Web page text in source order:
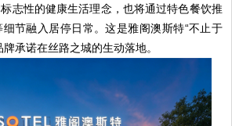
志性的健康生活理念，也将通过特色餐饮推
节融入居停日常。这是雅阁澳斯特“不止于
承诺在丝路之城的生动落地。